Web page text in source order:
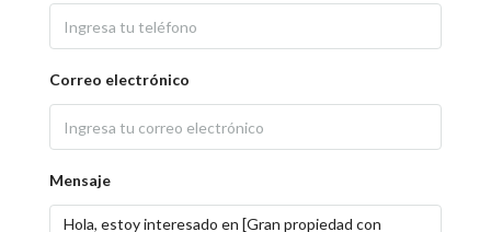
Correo electrónico
Mensaje